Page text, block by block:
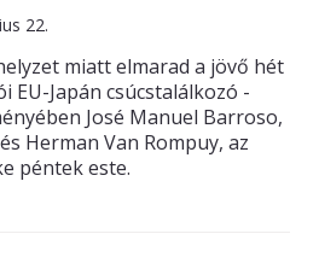
22.
miatt elmarad a jövő hét
EU-Japán csúcstalálkozó -
José Manuel Barroso,
Herman Van Rompuy, az
péntek este.